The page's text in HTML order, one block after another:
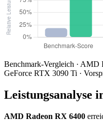
Benchmark-Vergleich ·
GeForce RTX 3090 Ti ·
Leistungsanalyse
AMD Radeon RX 6400